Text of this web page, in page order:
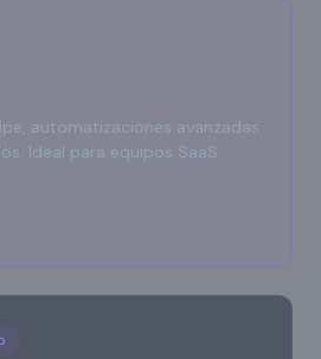
automatizaciones avanzadas
Ideal para equipos SaaS